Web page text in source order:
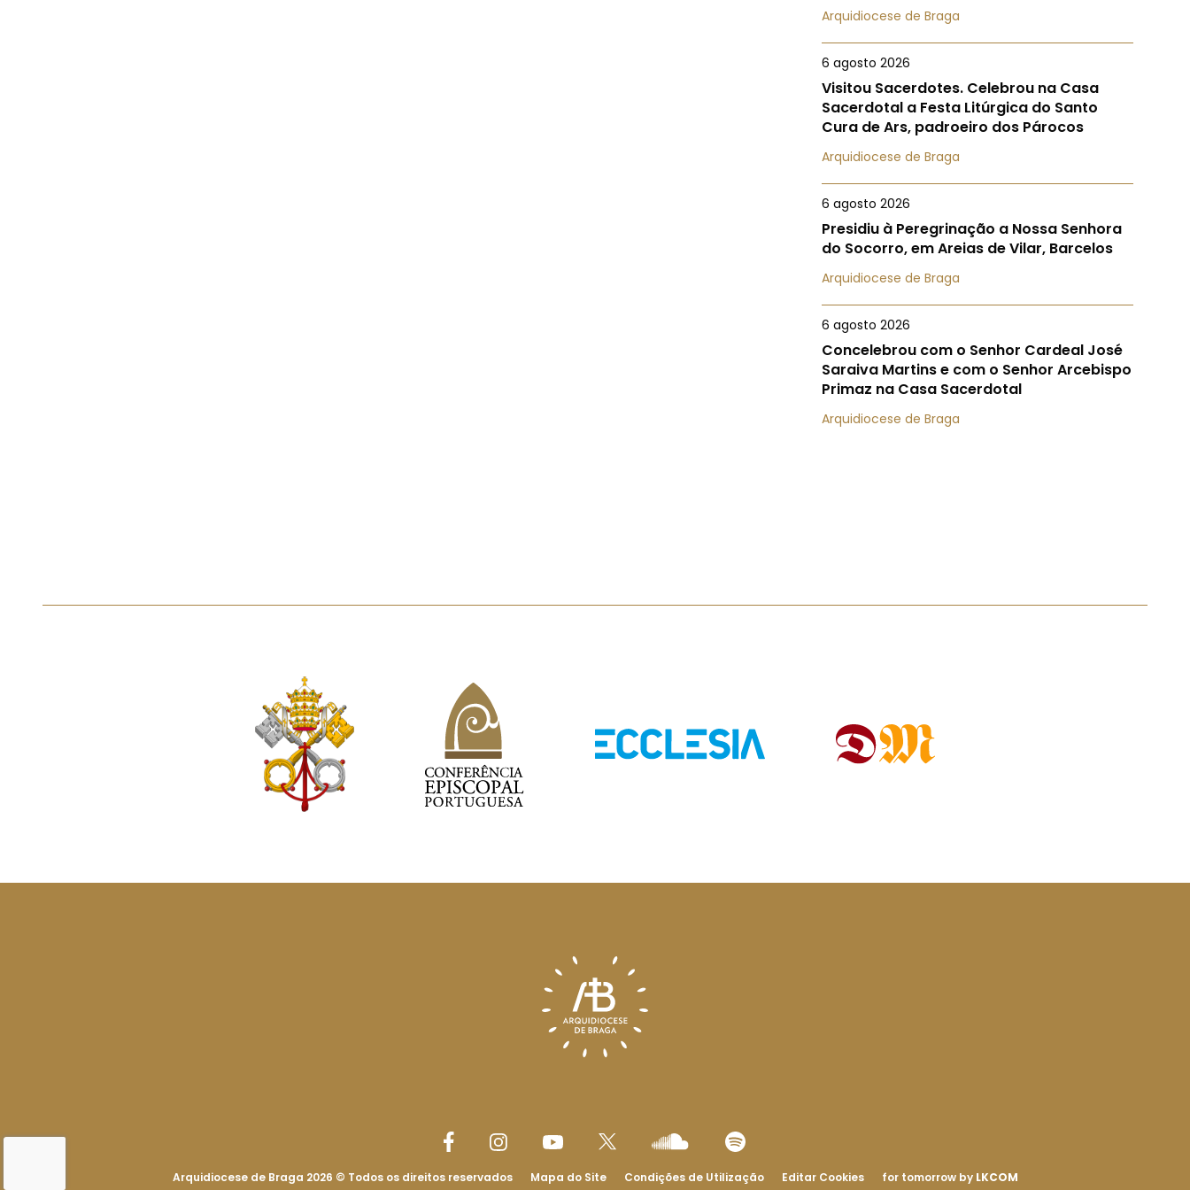
Arquidiocese de Braga
6 agosto 2026
Visitou Sacerdotes. Celebrou na Casa
Sacerdotal a Festa Litúrgica do Santo
Cura de Ars, padroeiro dos Párocos
Arquidiocese de Braga
6 agosto 2026
Presidiu à Peregrinação a Nossa Senhora
do Socorro, em Areias de Vilar, Barcelos
Arquidiocese de Braga
6 agosto 2026
Concelebrou com o Senhor Cardeal José
Saraiva Martins e com o Senhor Arcebispo
Primaz na Casa Sacerdotal
Arquidiocese de Braga
Arquidiocese de Braga 2026 © Todos os direitos reservados Mapa do Site Condições de Utilização Editar Cookies for tomorrow by LKCOM